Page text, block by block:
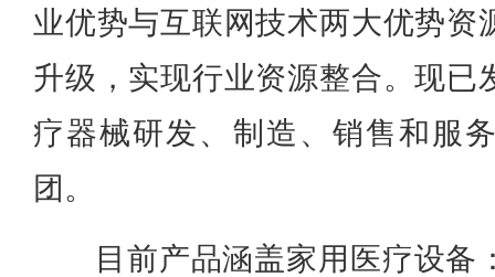
业优势与互联网技术两大优势资
升级，实现行业资源整合。现已
疗器械研发、制造、销售和服
团。
目前产品涵盖家用医疗设备